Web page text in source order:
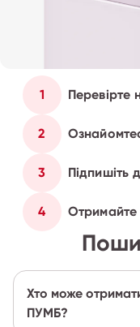
1 Перевірте
2
3
4
Хто може
ПУМБ?